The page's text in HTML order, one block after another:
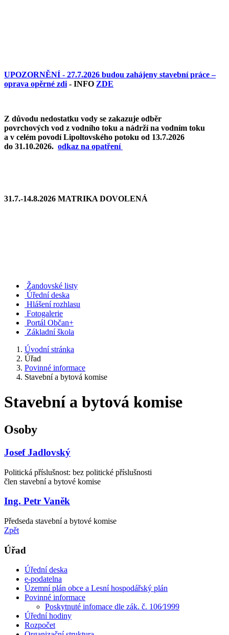
UPOZORNĚNÍ - 27.7.2026 budou zahájeny stavební práce –
oprava opěrné zdi - INFO ZDE
Z důvodu nedostatku vody se zakazuje odběr
povrchových vod z vodního toku a nádrží na vodním toku
a v celém povodí Lipoltovského potoku od 13.7.2026
do 31.10.2026. odkaz na opatření
31.7.-14.8.2026 MATRIKA DOVOLENÁ
Žandovské listy
Úřední deska
Hlášení rozhlasu
Fotogalerie
Portál Občan+
Základní škola
Úvodní stránka
Úřad
Povinné informace
Stavební a bytová komise
Stavební a bytová komise
Osoby
Josef Jadlovský
Politická příslušnost: bez politické příslušnosti
člen stavební a bytové komise
Ing. Petr Vaněk
Předseda stavební a bytové komise
Zpět
Úřad
Úřední deska
e-podatelna
Územní plán obce a Lesní hospodářský plán
Povinné informace
Poskytnuté infomace dle zák. č. 106⁄1999
Úřední hodiny
Rozpočet